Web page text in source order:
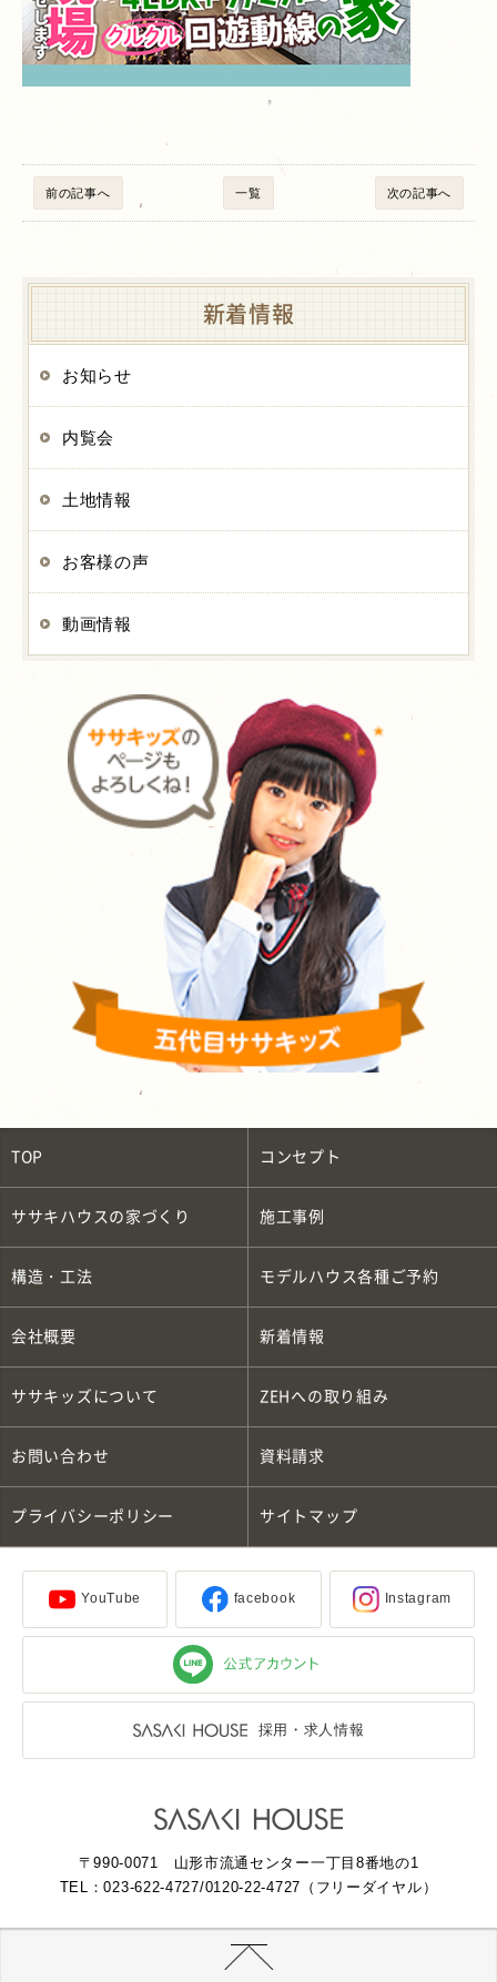
前の記事へ 一覧 次の記事へ
新着情報
お知らせ
内覧会
土地情報
お客様の声
動画情報
TOP コンセプト
ササキハウスの家づくり 施工事例
構造・工法 モデルハウス各種ご予約
会社概要 新着情報
ササキッズについて ZEH への取り組み
お問い合わせ 資料請求
プライバシーポリシー サイトマップ
YouTube facebook Instagram
採用・求人情報
〒990-0071 山形市流通センター一丁目8番地の1
TEL：023-622-4727/0120-22-4727（フリーダイヤル）